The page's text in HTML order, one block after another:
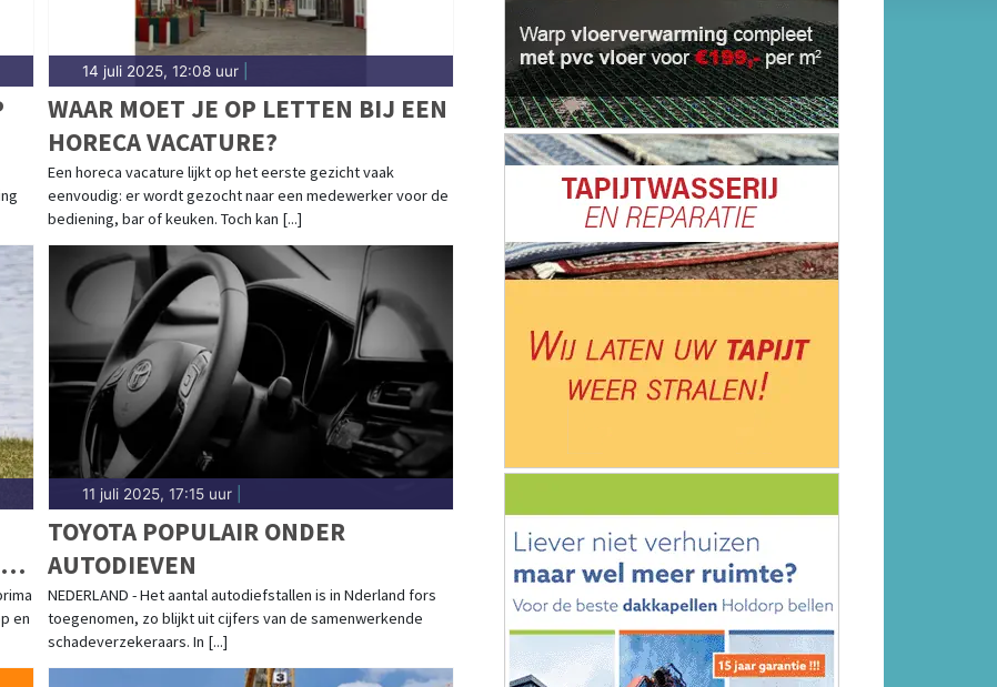
14 juli 2025, 12:08 uur|
WAAR MOET JE OP LETTEN BIJ EEN
HORECA VACATURE?
Een horeca vacature lijkt op het eerste gezicht vaak
eenvoudig: er wordt gezocht naar een medewerker voor de
bediening, bar of keuken. Toch kan [...]
en
11 juli 2025, 17:15 uur|
TOYOTA POPULAIR ONDER
AUTODIEVEN
NEDERLAND - Het aantal autodiefstallen is in Nderland fors
toegenomen, zo blijkt uit cijfers van de samenwerkende
schadeverzekeraars. In [...]